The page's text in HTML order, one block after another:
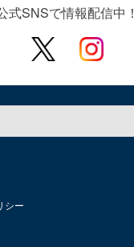
式SNSで情報配信中！
シー